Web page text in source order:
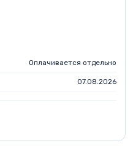
Оплачивается отдельно
07.08.2026